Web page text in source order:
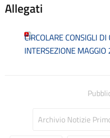
Consulenti e collaboratori
Contatti
Contrattazione integrativa
Cookie Policy (UE)
Dotazione organica
Allegati
CIRCOLARE CONSIGLI
INTERSEZIONE
Archivio Notizie